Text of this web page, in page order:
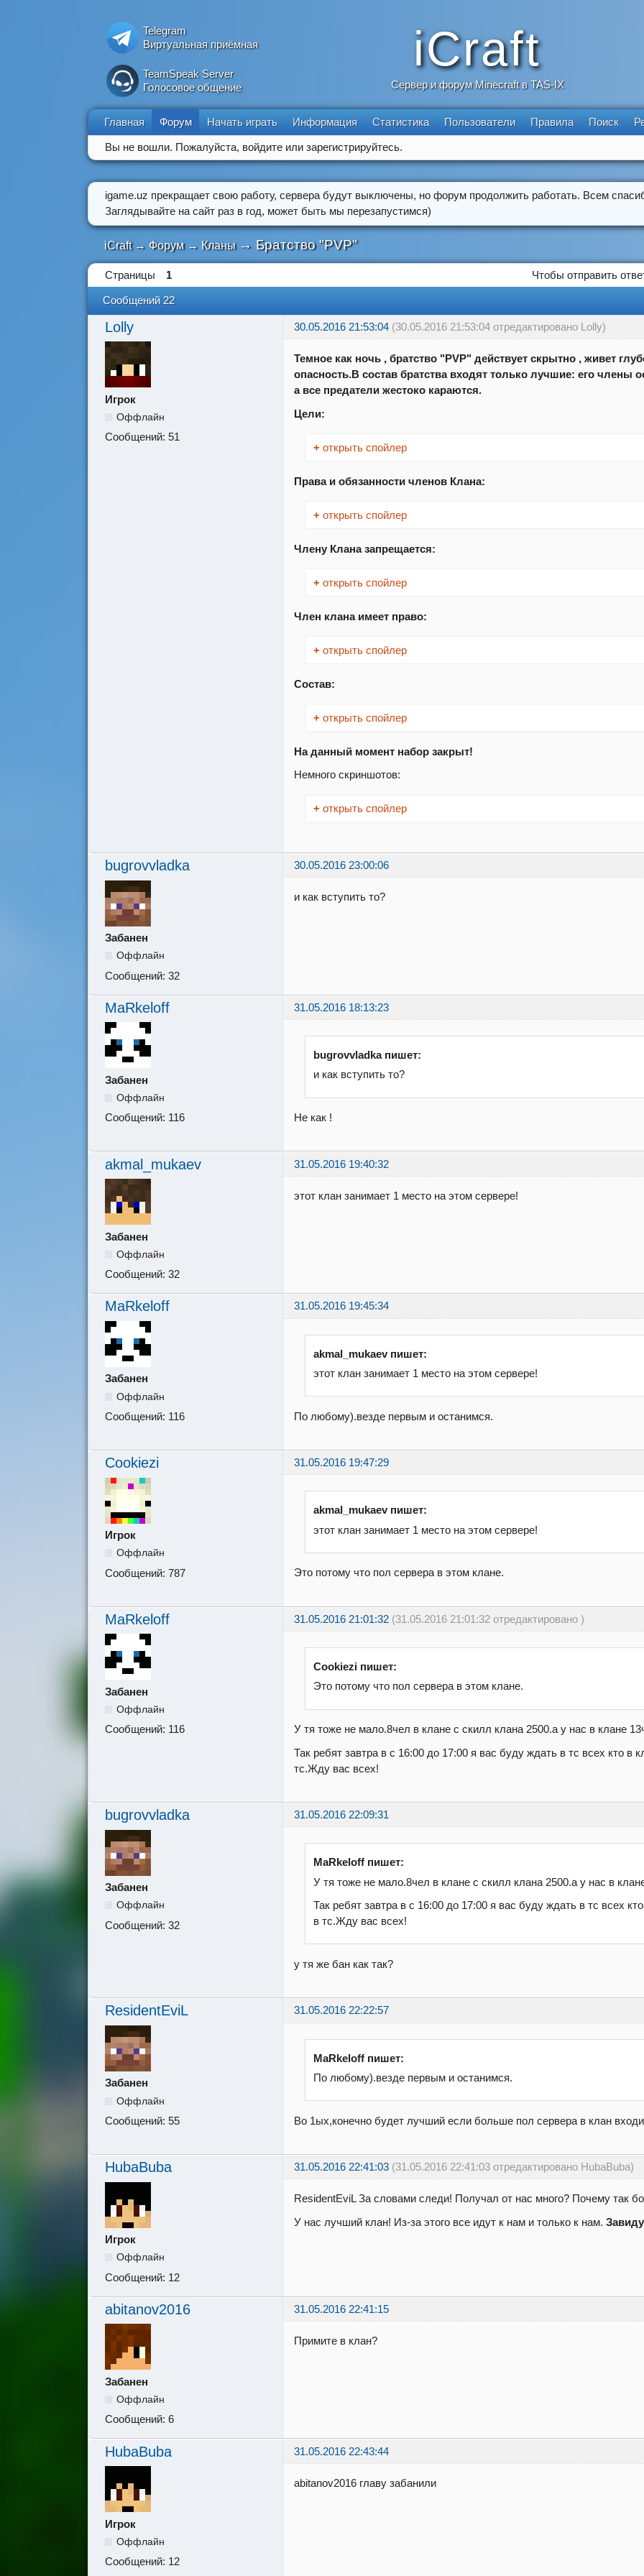
Telegram
Виртуальная приёмная
TeamSpeak Server
Голосовое общение
iCraft
Сервер и форум Minecraft в TAS-IX
Главная Форум Начать играть Информация Статистика Пользователи Правила Поиск
Вы не вошли. Пожалуйста, войдите или зарегистрируйтесь.
igame.uz прекращает свою работу, сервера будут выключены, но форум продолжить работать. Всем
Заглядывайте на сайт раз в год, может быть мы перезапустимся)
iCraft → Форум → Кланы → Братство "PVP"
Страницы 1 Чтобы отправить
Сообщений 22
Lolly 30.05.2016 21:53:04 (30.05.2016 21:53:04 отредактировано Lolly)
Игрок
Оффлайн
Сообщений: 51
Темное как ночь , братство "PVP" действует скрытно , живет
опасность.В состав братства входят только лучшие: его члены
а все предатели жестоко караются.
Цели:
+ открыть спойлер
Права и обязанности членов Клана:
+ открыть спойлер
Члену Клана запрещается:
+ открыть спойлер
Член клана имеет право:
+ открыть спойлер
Состав:
+ открыть спойлер
На данный момент набор закрыт!
Немного скриншотов:
+ открыть спойлер
bugrovvladka 30.05.2016 23:00:06
Забанен
Оффлайн
Сообщений: 32
и как вступить то?
MaRkeloff 31.05.2016 18:13:23
Забанен
Оффлайн
Сообщений: 116
bugrovvladka пишет:
и как вступить то?
Не как !
akmal_mukaev 31.05.2016 19:40:32
Забанен
Оффлайн
Сообщений: 32
этот клан занимает 1 место на этом сервере!
MaRkeloff 31.05.2016 19:45:34
Забанен
Оффлайн
Сообщений: 116
akmal_mukaev пишет:
этот клан занимает 1 место на этом сервере!
По любому).везде первым и останимся.
Cookiezi 31.05.2016 19:47:29
Игрок
Оффлайн
Сообщений: 787
akmal_mukaev пишет:
этот клан занимает 1 место на этом сервере!
Это потому что пол сервера в этом клане.
MaRkeloff 31.05.2016 21:01:32 (31.05.2016 21:01:32 отредактировано )
Забанен
Оффлайн
Сообщений: 116
Cookiezi пишет:
Это потому что пол сервера в этом клане.
У тя тоже не мало.8чел в клане с скилл клана 2500.а у нас в клане
Так ребят завтра в с 16:00 до 17:00 я вас буду ждать в тс всех кто в
тс.Жду вас всех!
bugrovvladka 31.05.2016 22:09:31
Забанен
Оффлайн
Сообщений: 32
MaRkeloff пишет:
У тя тоже не мало.8чел в клане с скилл клана 2500.а у нас в
Так ребят завтра в с 16:00 до 17:00 я вас буду ждать в тс всех
в тс.Жду вас всех!
у тя же бан как так?
ResidentEviL 31.05.2016 22:22:57
Забанен
Оффлайн
Сообщений: 55
MaRkeloff пишет:
По любому).везде первым и останимся.
Во 1ых,конечно будет лучший если больше пол сервера в клан
HubaBuba 31.05.2016 22:41:03 (31.05.2016 22:41:03 отредактировано HubaBuba)
Игрок
Оффлайн
Сообщений: 12
ResidentEviL За словами следи! Получал от нас много? Почему так
У нас лучший клан! Из-за этого все идут к нам и только к нам.
abitanov2016 31.05.2016 22:41:15
Забанен
Оффлайн
Сообщений: 6
Примите в клан?
HubaBuba 31.05.2016 22:43:44
Игрок
Оффлайн
Сообщений: 12
abitanov2016 главу забанили